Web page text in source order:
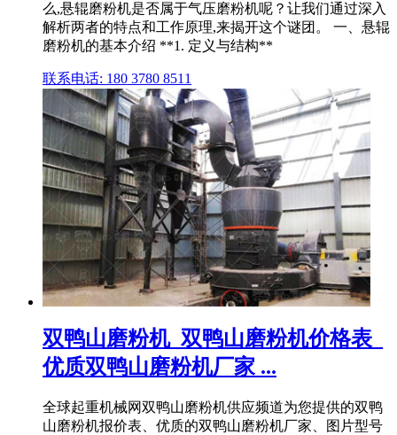
么,悬辊磨粉机是否属于气压磨粉机呢？让我们通过深入
解析两者的特点和工作原理,来揭开这个谜团。 一、悬辊
磨粉机的基本介绍 **1. 定义与结构**
联系电话: 180 3780 8511
双鸭山磨粉机_双鸭山磨粉机价格表_
优质双鸭山磨粉机厂家 ...
全球起重机械网双鸭山磨粉机供应频道为您提供的双鸭
山磨粉机报价表、优质的双鸭山磨粉机厂家、图片型号